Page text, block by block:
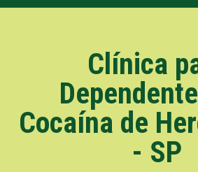
Clínica
Cocaína de
- SP